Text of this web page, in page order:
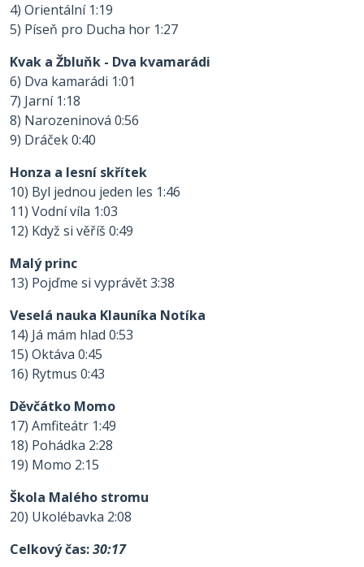
4) Orientální 1:19
5) Píseň pro Ducha hor 1:27
Kvak a Žbluňk - Dva kvamarádi
6) Dva kamarádi 1:01
7) Jarní 1:18
8) Narozeninová 0:56
9) Dráček 0:40
Honza a lesní skřítek
10) Byl jednou jeden les 1:46
11) Vodní víla 1:03
12) Když si věříš 0:49
Malý princ
13) Pojďme si vyprávět 3:38
Veselá nauka Klauníka Notíka
14) Já mám hlad 0:53
15) Oktáva 0:45
16) Rytmus 0:43
Děvčátko Momo
17) Amfiteátr 1:49
18) Pohádka 2:28
19) Momo 2:15
Škola Malého stromu
20) Ukolébavka 2:08
Celkový čas:30:17